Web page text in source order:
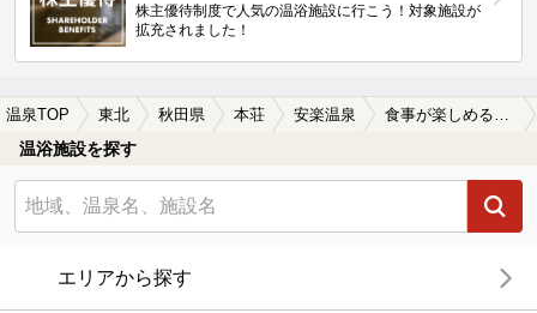
株主優待制度で人気の温浴施設に行こう！対象施設が
拡充されました！
温泉TOP 東北 秋田県 本荘 安楽温泉 食事が楽しめる安楽温泉の温泉、日帰り温泉、スーパー銭湯おすすめ
温浴施設を探す
エリアから探す